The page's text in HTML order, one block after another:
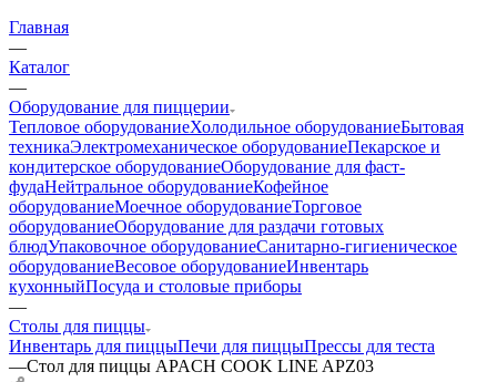
Главная
—
Каталог
—
Оборудование для пиццерии
Тепловое оборудованиеХолодильное оборудованиеБытовая
техникаЭлектромеханическое оборудованиеПекарское и
кондитерское оборудованиеОборудование для фаст-
фудаНейтральное оборудованиеКофейное
оборудованиеМоечное оборудованиеТорговое
оборудованиеОборудование для раздачи готовых
блюдУпаковочное оборудованиеСанитарно-гигиеническое
оборудованиеВесовое оборудованиеИнвентарь
кухонныйПосуда и столовые приборы
—
Столы для пиццы
Инвентарь для пиццыПечи для пиццыПрессы для теста
—Стол для пиццы APACH COOK LINE APZ03